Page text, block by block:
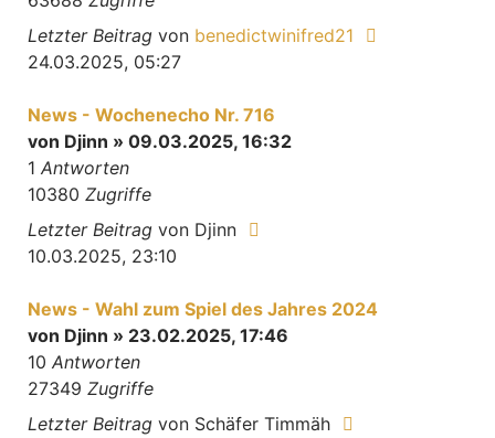
Letzter Beitrag von benedictwinifred21
24.03.2025, 05:27
News - Wochenecho Nr. 716
von Djinn » 09.03.2025, 16:32
1 Antworten
10380 Zugriffe
Letzter Beitrag von Djinn
10.03.2025, 23:10
News - Wahl zum Spiel des Jahres 2024
von Djinn » 23.02.2025, 17:46
10 Antworten
27349 Zugriffe
Letzter Beitrag von Schäfer Timmäh